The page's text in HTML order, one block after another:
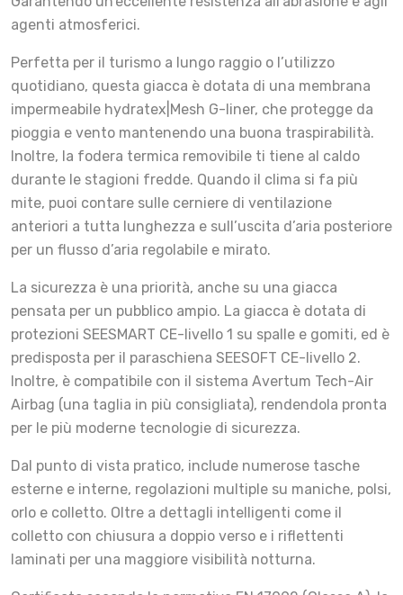
agenti atmosferici.
Perfetta per il turismo a lungo raggio o l’utilizzo
quotidiano, questa giacca è dotata di una membrana
impermeabile hydratex|Mesh G-liner, che protegge da
pioggia e vento mantenendo una buona traspirabilità.
Inoltre, la fodera termica removibile ti tiene al caldo
durante le stagioni fredde. Quando il clima si fa più
mite, puoi contare sulle cerniere di ventilazione
anteriori a tutta lunghezza e sull’uscita d’aria posteriore
per un flusso d’aria regolabile e mirato.
La sicurezza è una priorità, anche su una giacca
pensata per un pubblico ampio. La giacca è dotata di
protezioni SEESMART CE-livello 1 su spalle e gomiti, ed è
predisposta per il paraschiena SEESOFT CE-livello 2.
Inoltre, è compatibile con il sistema Avertum Tech-Air
Airbag (una taglia in più consigliata), rendendola pronta
per le più moderne tecnologie di sicurezza.
Dal punto di vista pratico, include numerose tasche
esterne e interne, regolazioni multiple su maniche, polsi,
orlo e colletto. Oltre a dettagli intelligenti come il
colletto con chiusura a doppio verso e i riflettenti
laminati per una maggiore visibilità notturna.